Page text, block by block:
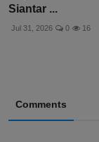
Siantar ...
Jul 31, 2026 0 16
Comments